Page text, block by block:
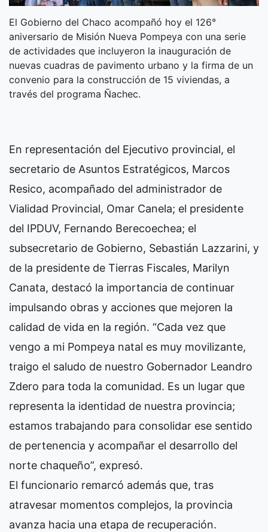
El Gobierno del Chaco acompañó hoy el 126°
aniversario de Misión Nueva Pompeya con una serie
de actividades que incluyeron la inauguración de
nuevas cuadras de pavimento urbano y la firma de un
convenio para la construcción de 15 viviendas, a
través del programa Ñachec.
En representación del Ejecutivo provincial, el
secretario de Asuntos Estratégicos, Marcos
Resico, acompañado del administrador de
Vialidad Provincial, Omar Canela; el presidente
del IPDUV, Fernando Berecoechea; el
subsecretario de Gobierno, Sebastián Lazzarini, y
de la presidente de Tierras Fiscales, Marilyn
Canata, destacó la importancia de continuar
impulsando obras y acciones que mejoren la
calidad de vida en la región. “Cada vez que
vengo a mi Pompeya natal es muy movilizante,
traigo el saludo de nuestro Gobernador Leandro
Zdero para toda la comunidad. Es un lugar que
representa la identidad de nuestra provincia;
estamos trabajando para consolidar ese sentido
de pertenencia y acompañar el desarrollo del
norte chaqueño”, expresó.
El funcionario remarcó además que, tras
atravesar momentos complejos, la provincia
avanza hacia una etapa de recuperación.